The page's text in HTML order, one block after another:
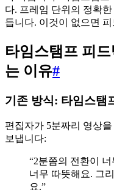
다. 프레임 단위의 정확
듭니다. 이것이 없으면
타임스탬프 피
는 이유#
기존 방식: 타임스탬
편집자가 5분짜리 영상
보냅니다:
“2분쯤의 전환이
너무 따뜻해요. 그
요.”